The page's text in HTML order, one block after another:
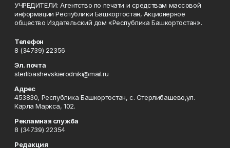
УЧРЕДИТЕЛИ: Агентство по печати и средствам массовой
информации Республики Башкортостан, Акционерное
общество Издательский дом «Республика Башкортостан».
Телефон
8 (34739) 22356
Эл. почта
sterlibashevskierodniki@mail.ru
Адрес
453830, Республика Башкортостан, c. Стерлибашево,ул.
Карла Маркса, 102.
Рекламная служба
8 (34739) 22354
Редакция